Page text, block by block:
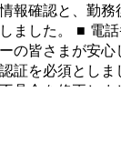
報確認と、勤
ました。 ■ 電
の皆さまが安心
証を必須とし
不具合を修正し